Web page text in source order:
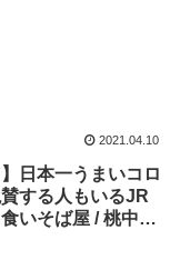
2021.04.10
】日本一うまいコロ
する人もいるJR
いそば屋 / 桃中軒